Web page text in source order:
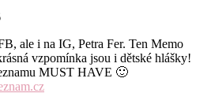
ale i na IG, Petra Fer. Ten Memo
vzpomínka jsou i dětské hlášky!
MUST HAVE 🙂